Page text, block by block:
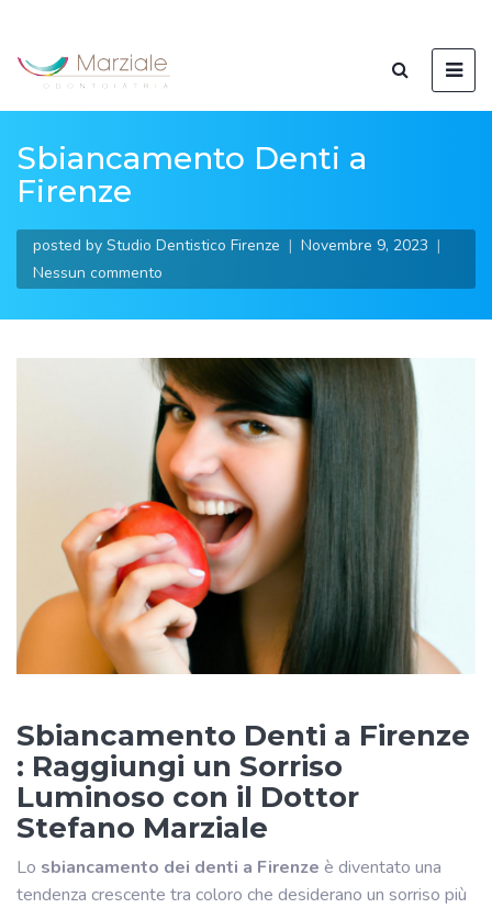
Sbiancamento Denti a
Firenze
posted by Studio Dentistico Firenze
Novembre 9, 2023
Nessun commento
Sbiancamento Denti a Firenze
: Raggiungi un Sorriso
Luminoso con il Dottor
Stefano Marziale
Lo sbiancamento dei denti a Firenze è diventato una
tendenza crescente tra coloro che desiderano un sorriso più